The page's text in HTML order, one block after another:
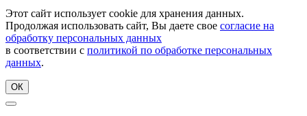
Этот сайт использует cookie для хранения данных.
Продолжая использовать сайт, Вы даете свое согласие на
обработку персональных данных
в соответствии с политикой по обработке персональных
данных.
ОК